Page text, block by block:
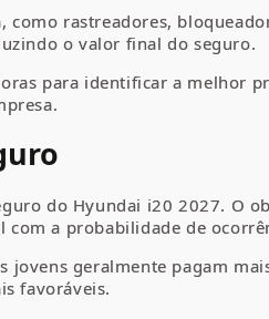
rastreadores,
o valor final do seguro.
para identificar a melhor
do Hyundai i20 2027. O
a probabilidade de
geralmente pagam
favoráveis.